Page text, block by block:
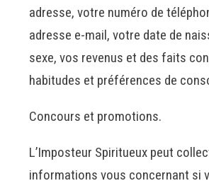
adresse, votre numéro de
adresse e-mail, votre date de
sexe, vos revenus et des faits
habitudes et préférences de
Concours et promotions.
L’Imposteur Spiritueux peut
informations vous concernant si